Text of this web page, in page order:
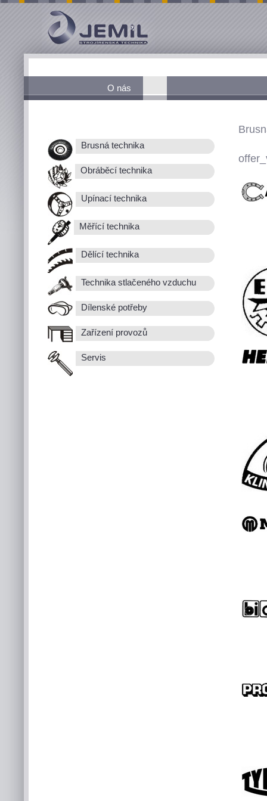
O nás
Brusná technika
Obráběcí technika
Upínací technika
Měřící technika
Dělící technika
Technika stlačeného vzduchu
Dílenské potřeby
Zařízení provozů
Servis